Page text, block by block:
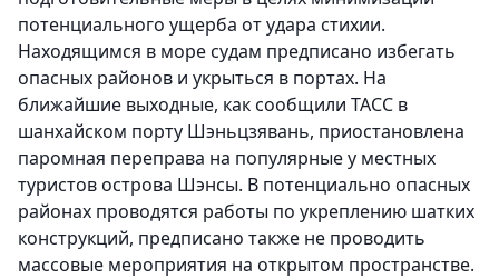
потенциального ущерба от удара стихии.
Находящимся в море судам предписано избегать
опасных районов и укрыться в портах. На
ближайшие выходные, как сообщили ТАСС в
шанхайском порту Шэньцзявань, приостановлена
паромная переправа на популярные у местных
туристов острова Шэнсы. В потенциально опасных
районах проводятся работы по укреплению шатких
конструкций, предписано также не проводить
массовые мероприятия на открытом пространстве.